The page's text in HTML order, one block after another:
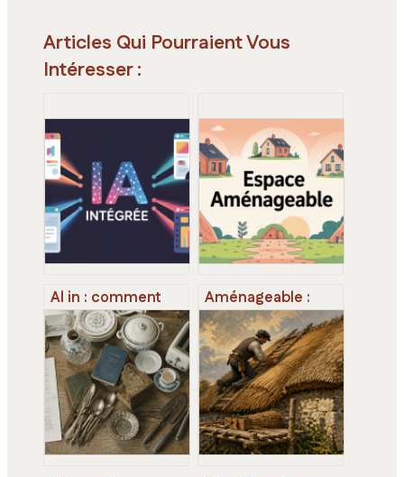
Articles Qui Pourraient Vous
Intéresser :
Al in : comment
l’intelligence
artificielle
transforme déjà
votre quotidien
Aménageable :
comment
exploiter
pleinement un
espace ou un bien
immobilier